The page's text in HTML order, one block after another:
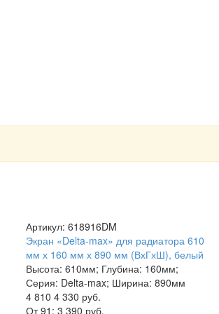
Артикул: 618916DM
Экран «Delta-max» для радиатора 610
мм х 160 мм х 890 мм (ВхГхШ), белый
Высота: 610мм; Глубина: 160мм;
Серия: Delta-max; Ширина: 890мм
4 810 4 330 руб.
От 91: 3 390 руб.